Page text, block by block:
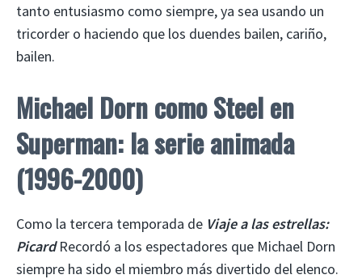
tanto entusiasmo como siempre, ya sea usando un
tricorder o haciendo que los duendes bailen, cariño,
bailen.
Michael Dorn como Steel en
Superman: la serie animada
(1996-2000)
Como la tercera temporada de Viaje a las estrellas:
PicardRecordó a los espectadores que Michael Dorn
siempre ha sido el miembro más divertido del elenco.